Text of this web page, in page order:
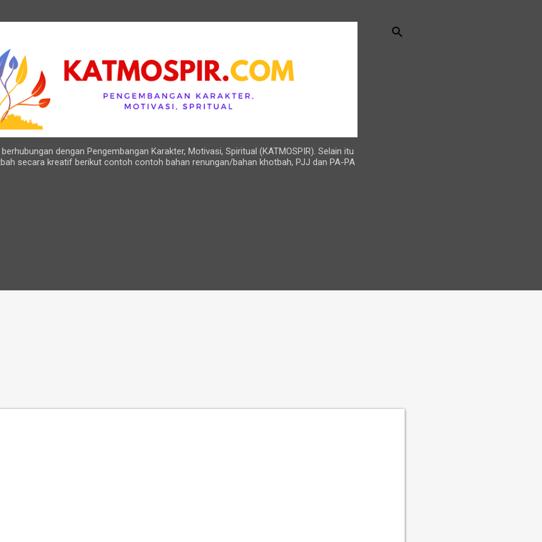
dengan Pengembangan Karakter, Motivasi, Spiritual (KATMOSPIR). Selain itu
secara kreatif berikut contoh contoh bahan renungan/bahan khotbah, PJJ dan PA-PA